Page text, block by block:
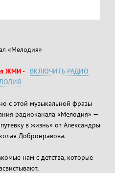
«Мелодия»
ЖМИ -
ВКЛЮЧИТЬ РАДИО
с этой музыкальной фразы
радиоканала «Мелодия» —
в жизнь» от Александры
Добронравова.
нам с детства, которые